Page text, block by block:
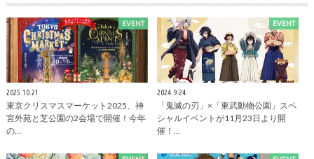
EVENT
2025.10.21
東京クリスマスマーケット2025、神
宮外苑と芝公園の2会場で開催！今年
の…
EVENT
2024.9.24
「鬼滅の刃」×「東武動物公園」スペ
シャルイベントが11月23日より開
催！…